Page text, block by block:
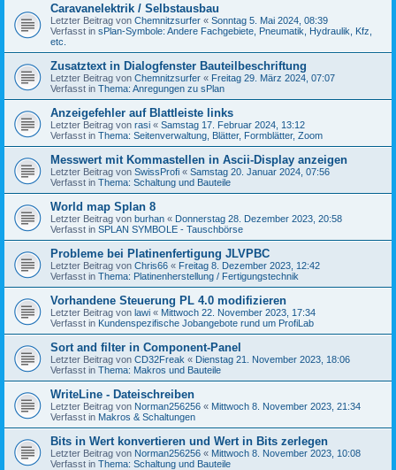
Caravanelektrik / Selbstausbau
Letzter Beitrag von Chemnitzsurfer « Sonntag 5. Mai 2024, 08:39
Verfasst in sPlan-Symbole: Andere Fachgebiete, Pneumatik, Hydraulik, Kfz,
etc.
Zusatztext in Dialogfenster Bauteilbeschriftung
Letzter Beitrag von Chemnitzsurfer « Freitag 29. März 2024, 07:07
Verfasst in Thema: Anregungen zu sPlan
Anzeigefehler auf Blattleiste links
Letzter Beitrag von rasi « Samstag 17. Februar 2024, 13:12
Verfasst in Thema: Seitenverwaltung, Blätter, Formblätter, Zoom
Messwert mit Kommastellen in Ascii-Display anzeigen
Letzter Beitrag von SwissProfi « Samstag 20. Januar 2024, 07:56
Verfasst in Thema: Schaltung und Bauteile
World map Splan 8
Letzter Beitrag von burhan « Donnerstag 28. Dezember 2023, 20:58
Verfasst in SPLAN SYMBOLE - Tauschbörse
Probleme bei Platinenfertigung JLVPBC
Letzter Beitrag von Chris66 « Freitag 8. Dezember 2023, 12:42
Verfasst in Thema: Platinenherstellung / Fertigungstechnik
Vorhandene Steuerung PL 4.0 modifizieren
Letzter Beitrag von lawi « Mittwoch 22. November 2023, 17:34
Verfasst in Kundenspezifische Jobangebote rund um ProfiLab
Sort and filter in Component-Panel
Letzter Beitrag von CD32Freak « Dienstag 21. November 2023, 18:06
Verfasst in Thema: Makros und Bauteile
WriteLine - Dateischreiben
Letzter Beitrag von Norman256256 « Mittwoch 8. November 2023, 21:34
Verfasst in Makros & Schaltungen
Bits in Wert konvertieren und Wert in Bits zerlegen
Letzter Beitrag von Norman256256 « Mittwoch 8. November 2023, 10:08
Verfasst in Thema: Schaltung und Bauteile